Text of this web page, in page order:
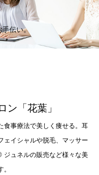
伝い。
ン「花葉」
食事療法で美しく痩せる。耳
ェイシャルや脱毛、マッサー
ジュネルの販売など様々な美